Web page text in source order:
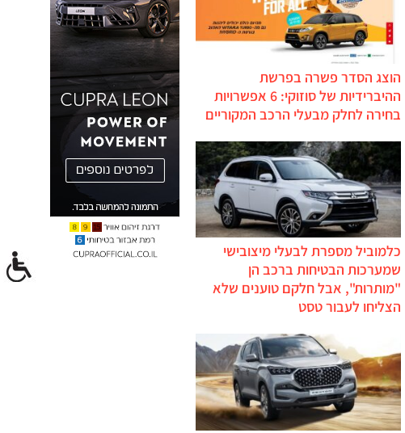
הוצג הסדר פשרה בפרשת
ההיברידיות של סוזוקי: 6 אפשרויות
בחירה לחלק מבעלי הרכב המקוריים
כלמוביל מספרת לבעלי מיצובישי
שמערכות הבטיחות ברכב הן
"מותרות", אבל חלקם טוענים שלא
הצליחו לעבור טסט